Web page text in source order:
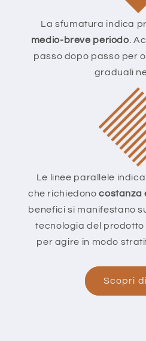
La sfumatura indica
medio-breve periodo .
passo dopo passo per
graduali
Le linee parallele
che richiedonocostanza
benefici si manifestano
tecnologia del
per agire in modo
Scopri